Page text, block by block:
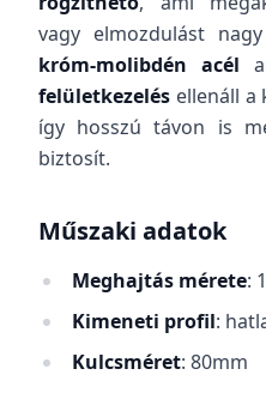
vagy elmozdulást
króm-molibdén acél
felületkezelés ellenáll a
így hosszú távon is
biztosít.
Műszaki adatok
Meghajtás mérete:
Kimeneti profil:
Kulcsméret: 80mm